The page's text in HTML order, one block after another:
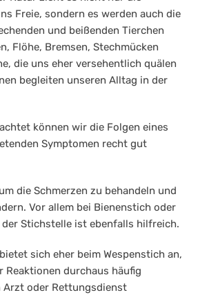
Freie, sondern es werden auch die
und beißenden Tierchen
Flöhe, Bremsen, Stechmücken
die uns eher versehentlich quälen
begleiten unseren Alltag in der
können wir die Folgen eines
Symptomen recht gut
die Schmerzen zu behandeln und
Vor allem bei Bienenstich oder
der Stichstelle ist ebenfalls hilfreich.
bietet sich eher beim Wespenstich an,
Reaktionen durchaus häufig
Arzt oder Rettungsdienst